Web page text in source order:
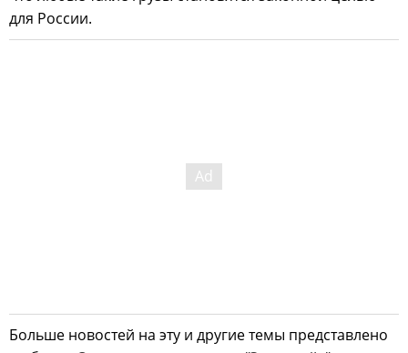
для России.
Больше новостей на эту и другие темы представлено